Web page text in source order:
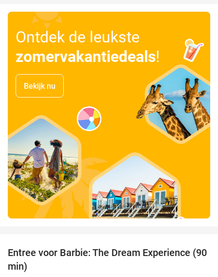
Ontdek de leukste
zomervakantiedeals!
Bekijk nu
30%
Entree voor Barbie: The Dream Experience (90
min)